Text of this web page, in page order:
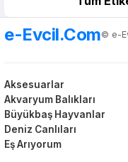
e-Evcil.Com© e-
Aksesuarlar
Akvaryum Balıkları
Büyükbaş Hayvanlar
Deniz Canlıları
Eş Arıyorum